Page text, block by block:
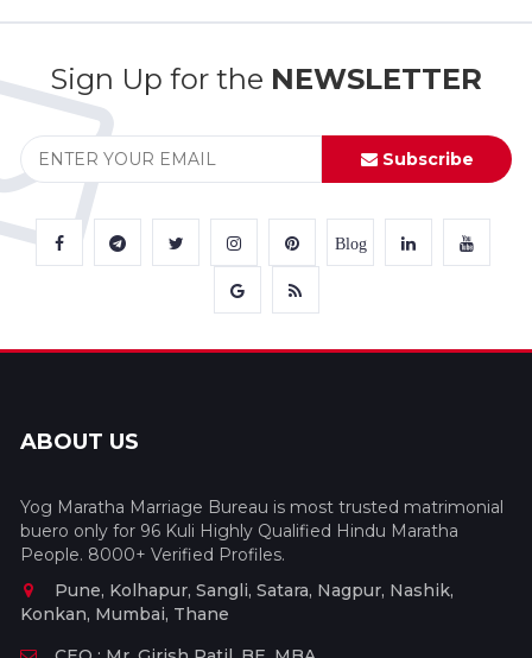
Sign Up for the NEWSLETTER
Subscribe
Blog
ABOUT US
Yog Maratha Marriage Bureau is most trusted matrimonial
buero only for 96 Kuli Highly Qualified Hindu Maratha
People. 8000+ Verified Profiles.
Pune, Kolhapur, Sangli, Satara, Nagpur, Nashik,
Konkan, Mumbai, Thane